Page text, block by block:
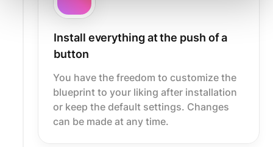
Install everything at the push of a
button
You have the freedom to customize the
blueprint to your liking after installation
or keep the default settings. Changes
can be made at any time.